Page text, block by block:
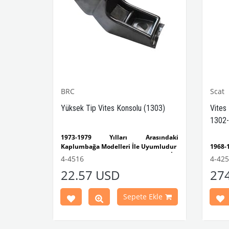
BRC
Yüksek Tip Vites Konsolu (1303)
1973-1979 Yılları Arasındaki
Kaplumbağa Modelleri İle Uyumludur
1303 Kaplumbağa Modelleri İle
VWCC Parça No : 4-4516 OEM Parça No
4-4516
22.57 USD
Sepete Ekle
Scat
Vites
4-